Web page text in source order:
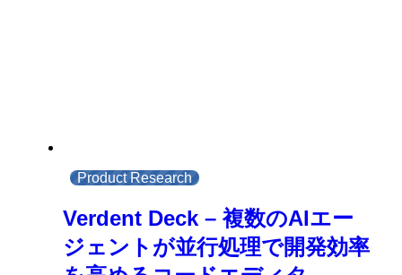
Product Research
Verdent Deck – 複数のAIエー
ジェントが並行処理で開発効率